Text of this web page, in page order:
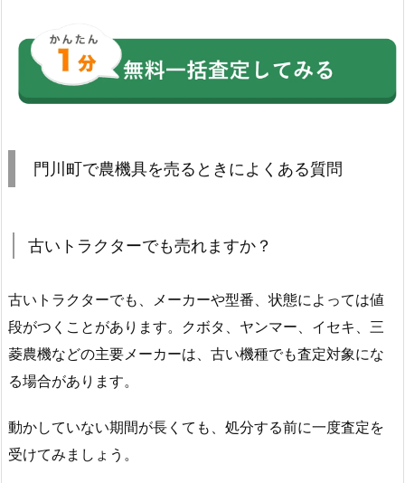
門川町で農機具を売るときによくある質問
古いトラクターでも売れますか？
古いトラクターでも、メーカーや型番、状態によっては値
段がつくことがあります。クボタ、ヤンマー、イセキ、三
菱農機などの主要メーカーは、古い機種でも査定対象にな
る場合があります。
動かしていない期間が長くても、処分する前に一度査定を
受けてみましょう。